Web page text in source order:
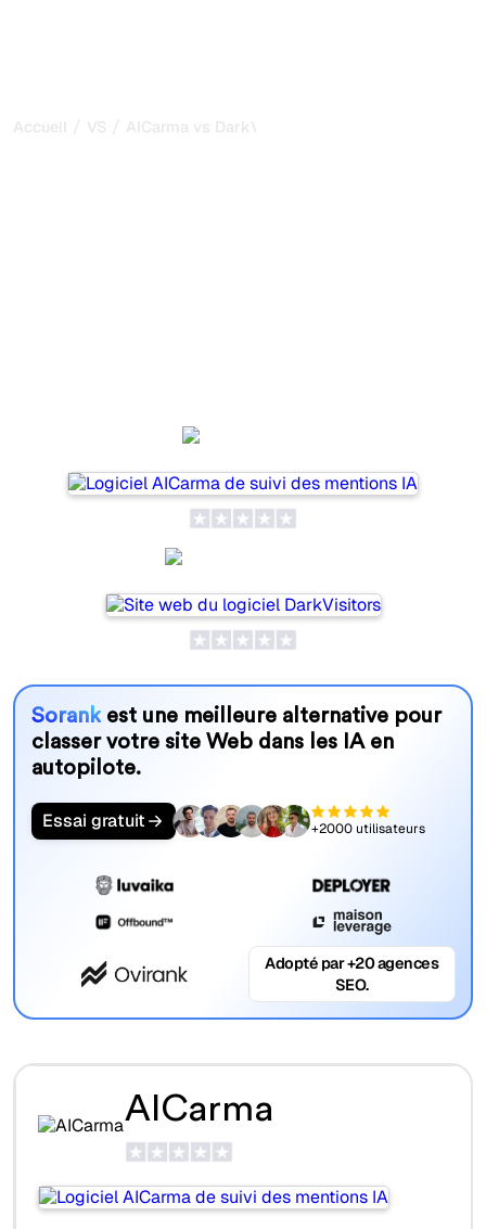
Accueil / VS / AICarma vs DarkVisitors
Sorankest une meilleure alternative pour
classer votre site Web dans les IA en
autopilote.
Essai gratuit +2000 utilisateurs
Adopté par +20 agences
SEO.
AICarma